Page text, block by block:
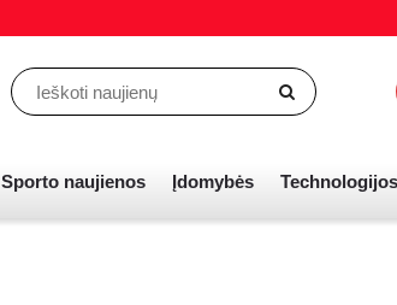
Sporto naujienos Įdomybės